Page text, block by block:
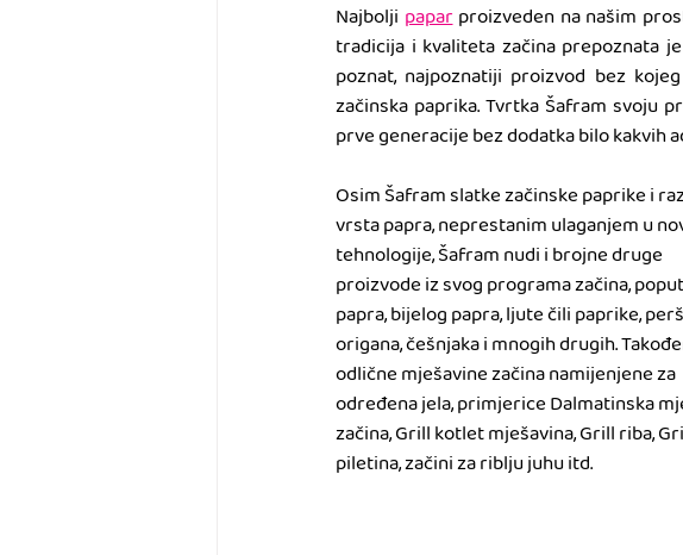
Najbolji papar proizveden na našim
tradicija i kvaliteta začina prepoznata
poznat, najpoznatiji proizvod bez
začinska paprika. Tvrtka Šafram svoju
prve generacije bez dodatka bilo kakvih
Osim Šafram slatke začinske paprike i
vrsta papra, neprestanim ulaganjem u
tehnologije, Šafram nudi i brojne druge
proizvode iz svog programa začina,
papra, bijelog papra, ljute čili paprike,
origana, češnjaka i mnogih drugih.
odlične mješavine začina namijenjene za
određena jela, primjerice Dalmatinska
začina, Grill kotlet mješavina, Grill riba,
piletina, začini za riblju juhu itd.